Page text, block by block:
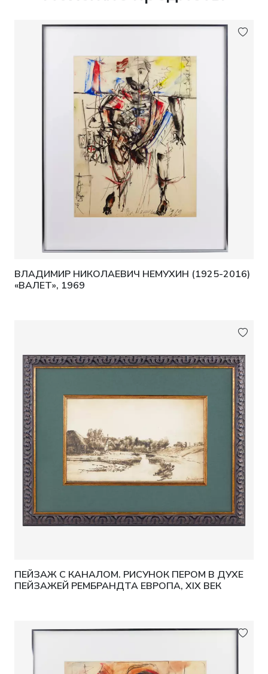
ВЛАДИМИР НИКОЛАЕВИЧ НЕМУХИН (1925-2016)
«ВАЛЕТ», 1969
ПЕЙЗАЖ С КАНАЛОМ. РИСУНОК ПЕРОМ В ДУХЕ
ПЕЙЗАЖЕЙ РЕМБРАНДТА ЕВРОПА, XIX ВЕК